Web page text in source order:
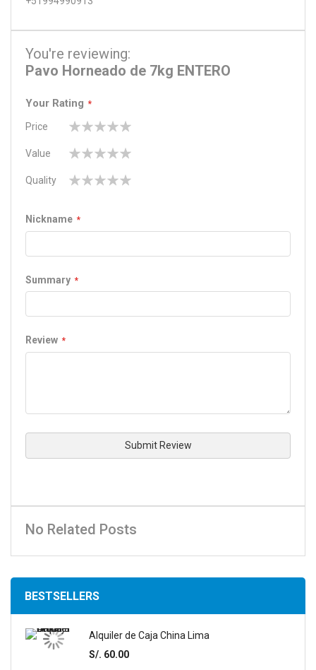
You're reviewing:
Pavo Horneado de 7kg ENTERO
Your Rating
Price
star
stars
stars
stars
stars
Value
star
stars
stars
stars
stars
Quality
Nickname
Summary
Review
Submit Review
No Related Posts
BESTSELLERS
Alquiler de Caja China Lima
S/. 60.00